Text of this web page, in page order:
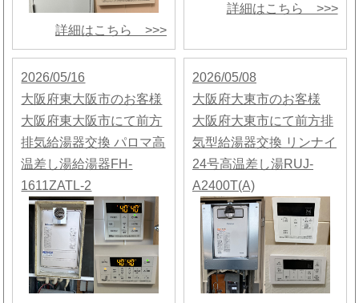
詳細はこちら >>>
詳細はこちら >>>
2026/05/16
大阪府東大阪市のお客様
大阪府東大阪市にて前方
排気給湯器交換 パロマ高
温差し湯給湯器FH-
1611ZATL-2
2026/05/08
大阪府大東市のお客様
大阪府大東市にて前方排
気型給湯器交換 リンナイ
24号高温差し湯RUJ-
A2400T(A)